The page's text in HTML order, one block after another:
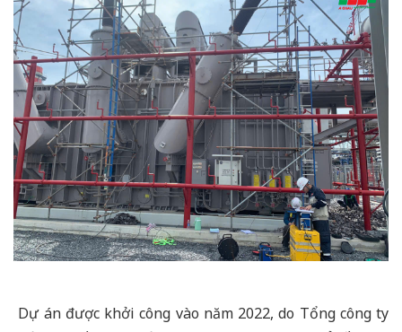
Dự án được khởi công vào năm 2022, do Tổng công ty